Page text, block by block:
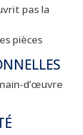
pas la
pièces
d’œuvre